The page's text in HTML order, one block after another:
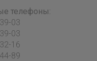
телефоны:
03
03
16
89